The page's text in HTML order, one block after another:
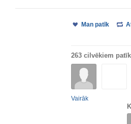
Man patīk
263 cilvēkiem patīk
Vairāk